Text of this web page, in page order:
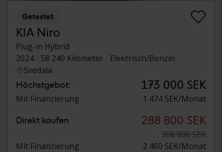
Getestet
KIA Niro
Plug-in Hybrid
2024
58 240 Kilometer
Elektrisch/Benzin
Svedala
Höchstgebot: 173 000 SEK
Mit Finanzierung 1 474 SEK/Monat
Direkt kaufen 288 800 SEK
308 800 SEK
Mit Finanzierung
2 460 SEK/Monat